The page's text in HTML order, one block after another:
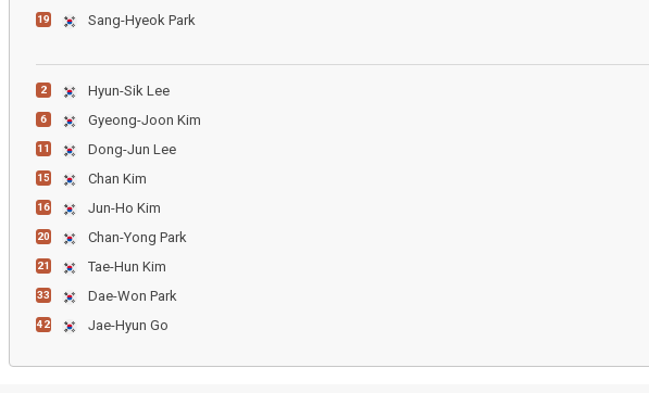
19 Sang-Hyeok Park
2 Hyun-Sik Lee
6 Gyeong-Joon Kim
11 Dong-Jun Lee
15 Chan Kim
16 Jun-Ho Kim
20 Chan-Yong Park
21 Tae-Hun Kim
33 Dae-Won Park
42 Jae-Hyun Go